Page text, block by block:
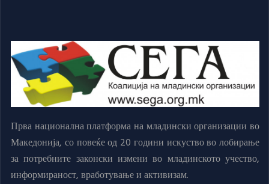
Прва национална платформа на младински организации во
Македонија, со повеќе од 20 години искуство во лобирање
за потребните законски измени во младинското учество,
информираност, вработување и активизам.